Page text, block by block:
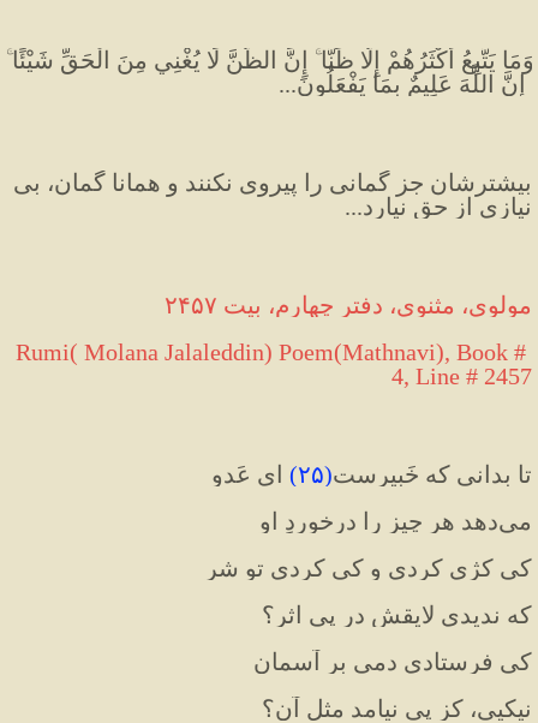
وَمَا يَتَّبِعُ أَكْثَرُهُمْ إِلَّا ظَنًّا ۚ إِنَّ الظَّنَّ لَا يُغْنِي مِنَ الْحَقِّ شَيْئًا
ۚ إِنَّ اللَّهَ عَلِيمٌ بِمَا يَفْعَلُونَ...
نیازی از حق نیارد...
مولوی، مثنوی، دفتر چهارم، بیت ۲۴۵۷
Rumi( Molana Jalaleddin) Poem(Mathnavi), Book #
4, Line # 2457
تا بدانی که خَبیرست(۲۵) ای عَدو
می‌دهد هر چیز را درخوردِ او
کی کژی کردی و کی کردی تو شر
که ندیدی لایقش در پی اثر؟
کی فرستادی دمی بر آسمان
نیکیی، کز پی نیامد مثلِ آن؟